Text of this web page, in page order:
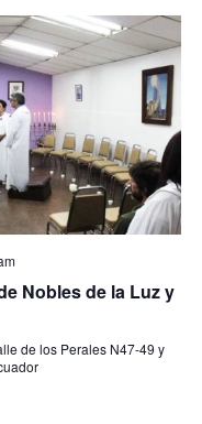
b
ú
q
u
e
a
v
s
t
a
s
d
e
E
e
t
Nobles de la Luz y
de los Perales N47-49 y